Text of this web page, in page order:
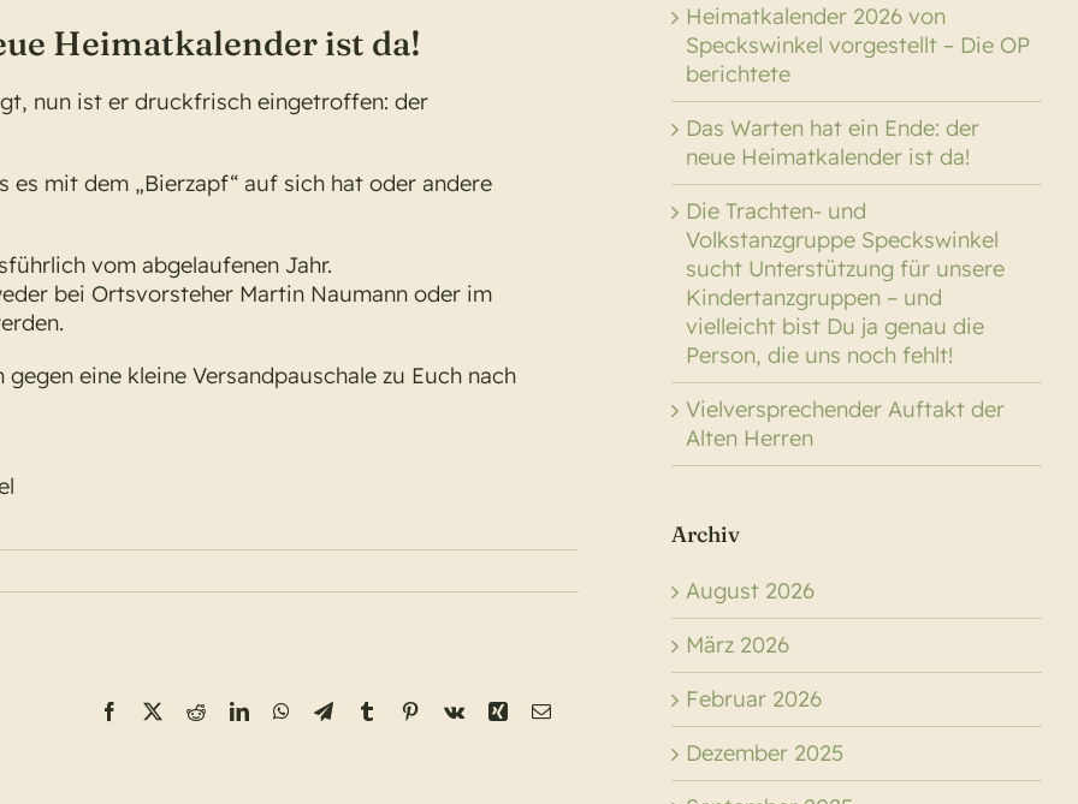
Heimatkalender ist da!
nun ist er druckfrisch eingetroffen: der
es mit dem „Bierzapf“ auf sich hat oder andere
vom abgelaufenen Jahr.
bei Ortsvorsteher Martin Naumann oder im
eine kleine Versandpauschale zu Euch nach
Facebook RedditLinkedInWhatsApp
TelegramTumblr Pinterest
Vk Xing E-
Heimatkalender 2026 von
Speckswinkel vorgestellt – Die OP
berichtete
Das Warten hat ein Ende: der
neue Heimatkalender ist da!
Die Trachten- und
Volkstanzgruppe Speckswinkel
sucht Unterstützung für unsere
Kindertanzgruppen – und
vielleicht bist Du ja genau die
Person, die uns noch fehlt!
Vielversprechender Auftakt der
Alten Herren
Archiv
August 2026
März 2026
Februar 2026
Dezember 2025